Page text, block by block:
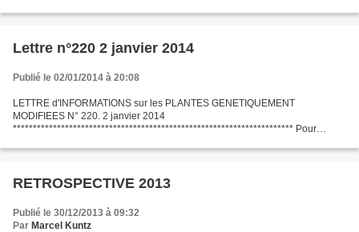
Lettre n°220 2 janvier 2014
Publié le 02/01/2014 à 20:08
LETTRE d'INFORMATIONS sur les PLANTES GENETIQUEMENT
MODIFIEES N° 220. 2 janvier 2014
********************************************************************** Pour
grenoble.fr/sympa/info/lettreinfopgm...
RETROSPECTIVE 2013
Publié le 30/12/2013 à 09:32
Par Marcel Kuntz